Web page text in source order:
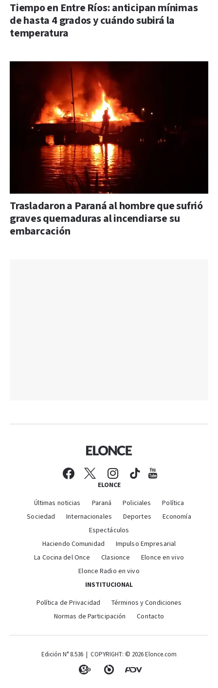
Tiempo en Entre Ríos: anticipan mínimas
de hasta 4 grados y cuándo subirá la
temperatura
Trasladaron a Paraná al hombre que sufrió
graves quemaduras al incendiarse su
embarcación
ELONCE
Últimas noticias Paraná Policiales
Política
Sociedad
Internacionales Deportes
Economía
Espectáculos
Haciendo Comunidad
Impulso Empresarial
La Cocina del Once
Clasionce
Elonce en vivo
Elonce Radio en vivo
INSTITUCIONAL
Política de Privacidad
Términos y Condiciones
Normas de Participación
Contacto
Edición N° 8.536 | COPYRIGHT: © 2026 Elonce.com